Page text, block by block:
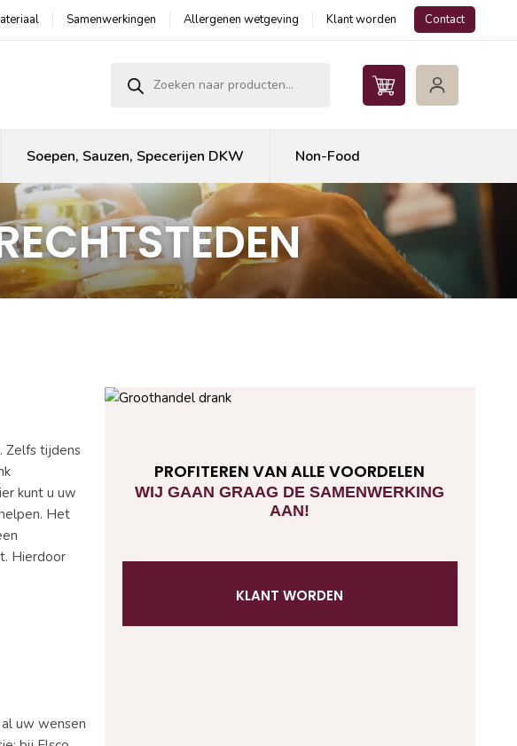
Samenwerkingen Allergenen wetgeving Klant worden Contact
Soepen, Sauzen, Specerijen DKW Non-Food
Zelfs tijdens
kunt u uw
Het
Hierdoor
uw wensen
PROFITEREN VAN ALLE VOORDELEN
WIJ GAAN GRAAG DE SAMENWERKING
AAN!
KLANT WORDEN